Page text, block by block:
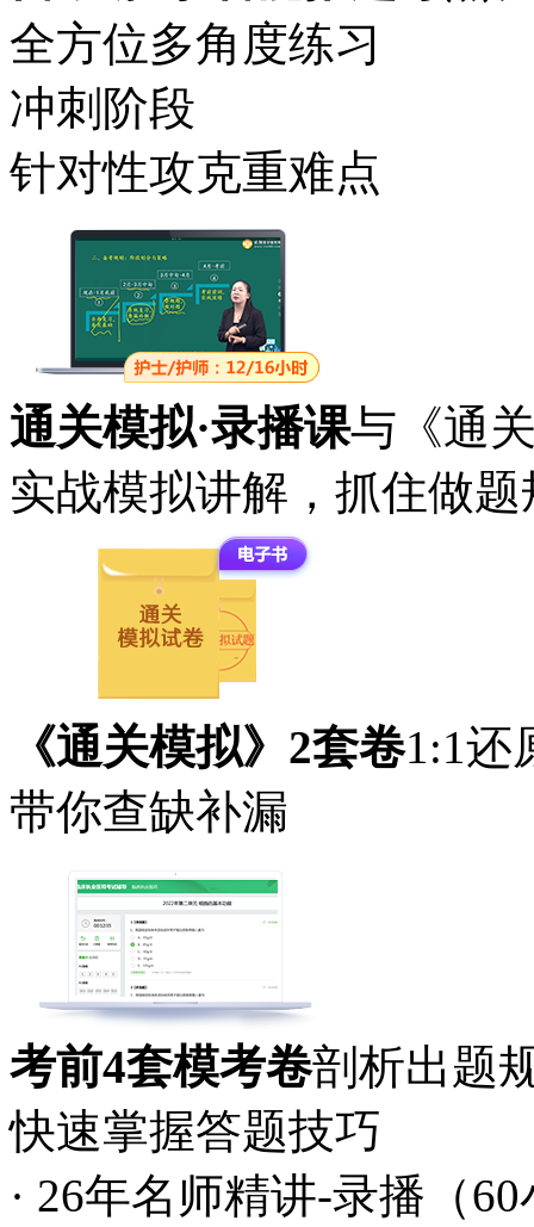
全方位多角度练习
冲刺阶段
针对性攻克重难点
通关模拟·录播课与《通
实战模拟讲解，抓住做题
《通关模拟》2套卷1:1还
带你查缺补漏
考前4套模考卷剖析出题
快速掌握答题技巧
· 26年名师精讲-录播（